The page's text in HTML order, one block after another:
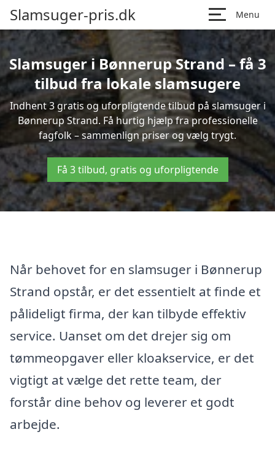
Slamsuger-pris.dk Menu
Slamsuger i Bønnerup Strand – få 3
tilbud fra lokale slamsugere
Indhent 3 gratis og uforpligtende tilbud på slamsuger i
Bønnerup Strand. Få hurtig hjælp fra professionelle
fagfolk – sammenlign priser og vælg trygt.
Få 3 tilbud, gratis og uforpligtende
Når behovet for en slamsuger i Bønnerup
Strand opstår, er det essentielt at finde et
pålideligt firma, der kan tilbyde effektiv
service. Uanset om det drejer sig om
tømmeopgaver eller kloakservice, er det
vigtigt at vælge det rette team, der
forstår dine behov og leverer et godt
arbejde.